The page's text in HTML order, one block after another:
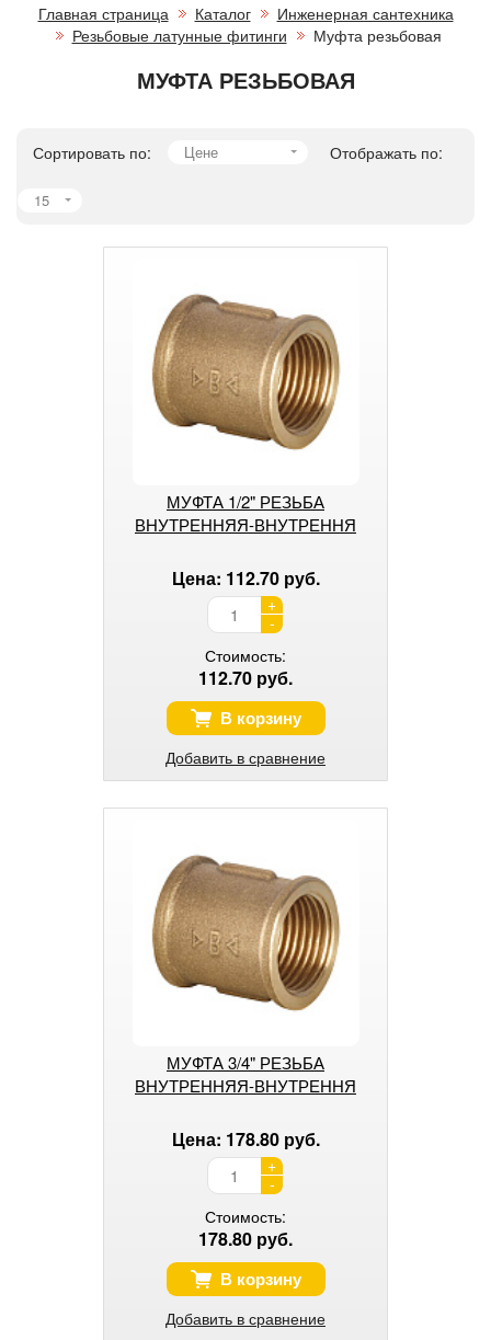
Главная страница Каталог
Инженерная сантехника
Резьбовые латунные фитинги
Муфта резьбовая
МУФТА РЕЗЬБОВАЯ
Сортировать по: Цене Отображать по:
15
МУФТА 1/2" РЕЗЬБА
ВНУТРЕННЯЯ-ВНУТРЕННЯ
Цена: 112.70 руб.
+
-
Стоимость:
112.70 руб.
В корзину
Добавить в сравнение
МУФТА 3/4" РЕЗЬБА
ВНУТРЕННЯЯ-ВНУТРЕННЯ
Цена: 178.80 руб.
+
-
Стоимость:
178.80 руб.
В корзину
Добавить в сравнение